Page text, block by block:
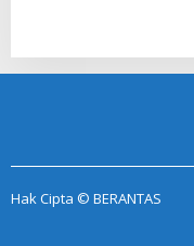
Hak Cipta © BERANTAS